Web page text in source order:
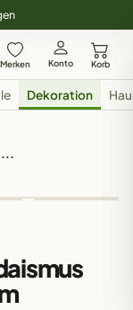
Merken Konto Korb
Dekoration